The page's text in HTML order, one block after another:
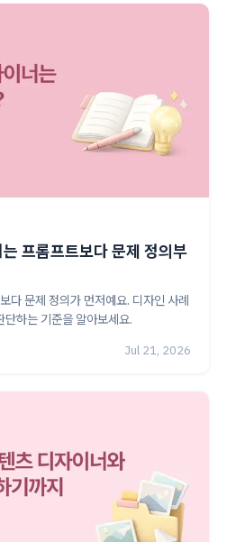
프롬프트보다 문제 정의부
다 문제 정의가 먼저예요. 디자인 사례
하는 기준을 알아보세요.
Jul 21, 2026